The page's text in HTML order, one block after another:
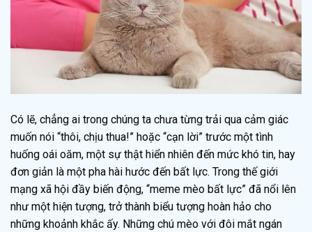
Có lẽ, chẳng ai trong chúng ta chưa từng trải qua cảm giác
muốn nói “thôi, chịu thua!” hoặc “cạn lời” trước một tình
huống oái oăm, một sự thật hiển nhiên đến mức khó tin, hay
đơn giản là một pha hài hước đến bất lực. Trong thế giới
mạng xã hội đầy biến động, “meme mèo bất lực” đã nổi lên
như một hiện tượng, trở thành biểu tượng hoàn hảo cho
những khoảnh khắc ấy. Những chú mèo với đôi mắt ngán